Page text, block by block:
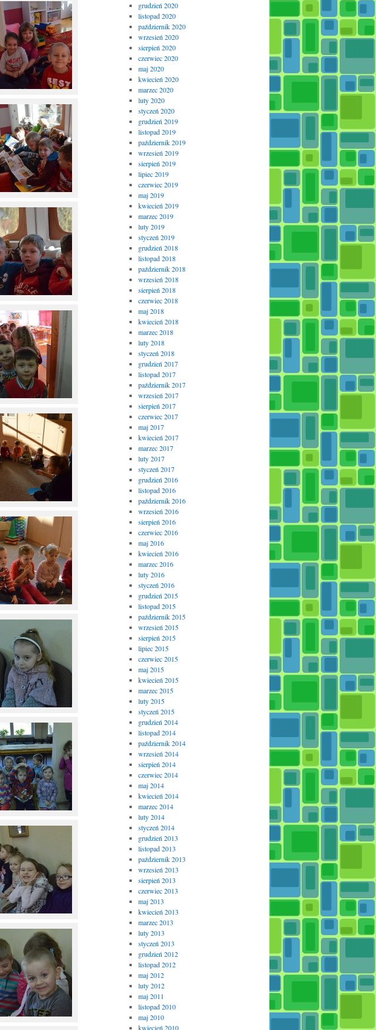
grudzień 2020
listopad 2020
październik 2020
wrzesień 2020
sierpień 2020
czerwiec 2020
maj 2020
kwiecień 2020
marzec 2020
luty 2020
styczeń 2020
grudzień 2019
listopad 2019
październik 2019
wrzesień 2019
sierpień 2019
lipiec 2019
czerwiec 2019
maj 2019
kwiecień 2019
marzec 2019
luty 2019
styczeń 2019
grudzień 2018
listopad 2018
październik 2018
wrzesień 2018
sierpień 2018
czerwiec 2018
maj 2018
kwiecień 2018
marzec 2018
luty 2018
styczeń 2018
grudzień 2017
listopad 2017
październik 2017
wrzesień 2017
sierpień 2017
czerwiec 2017
maj 2017
kwiecień 2017
marzec 2017
luty 2017
styczeń 2017
grudzień 2016
listopad 2016
październik 2016
wrzesień 2016
sierpień 2016
czerwiec 2016
maj 2016
kwiecień 2016
marzec 2016
luty 2016
styczeń 2016
grudzień 2015
listopad 2015
październik 2015
wrzesień 2015
sierpień 2015
lipiec 2015
czerwiec 2015
maj 2015
kwiecień 2015
marzec 2015
luty 2015
styczeń 2015
grudzień 2014
listopad 2014
październik 2014
wrzesień 2014
sierpień 2014
czerwiec 2014
maj 2014
kwiecień 2014
marzec 2014
luty 2014
styczeń 2014
grudzień 2013
listopad 2013
październik 2013
wrzesień 2013
sierpień 2013
czerwiec 2013
maj 2013
kwiecień 2013
marzec 2013
luty 2013
styczeń 2013
grudzień 2012
listopad 2012
maj 2012
luty 2012
maj 2011
listopad 2010
maj 2010
kwiecień 2010